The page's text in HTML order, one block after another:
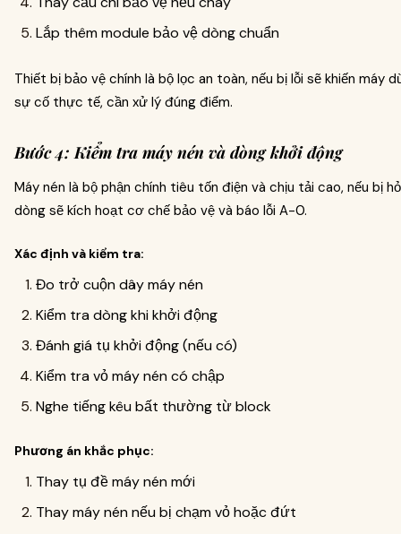
Lắp thêm module bảo vệ dòng chuẩn
Thiết bị bảo vệ chính là bộ lọc an toàn, nếu bị lỗi sẽ khiến máy
sự cố thực tế, cần xử lý đúng điểm.
Bước 4: Kiểm tra máy nén và dòng khởi động
Máy nén là bộ phận chính tiêu tốn điện và chịu tải cao, nếu bị
dòng sẽ kích hoạt cơ chế bảo vệ và báo lỗi A-0.
Xác định và kiểm tra:
Đo trở cuộn dây máy nén
Kiểm tra dòng khi khởi động
Đánh giá tụ khởi động (nếu có)
Kiểm tra vỏ máy nén có chập
Nghe tiếng kêu bất thường từ block
Phương án khắc phục:
Thay tụ đề máy nén mới
Thay máy nén nếu bị chạm vỏ hoặc đứt